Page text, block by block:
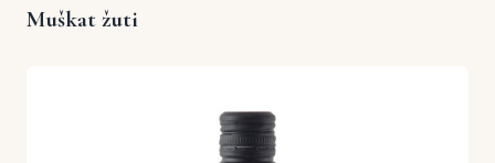
Muškat žuti